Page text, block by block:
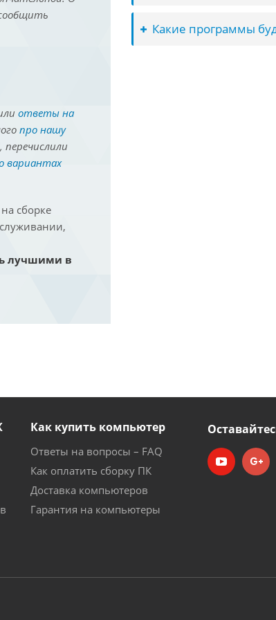
ответы на
про нашу
вариантах
сборке
лучшими в
Какие программы
Как купить компьютер
Ответы на вопросы – FAQ
Как оплатить сборку ПК
Доставка компьютеров
Гарантия на компьютеры